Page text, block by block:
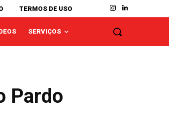
TERMOS DE USO
SERVIÇOS
Pardo